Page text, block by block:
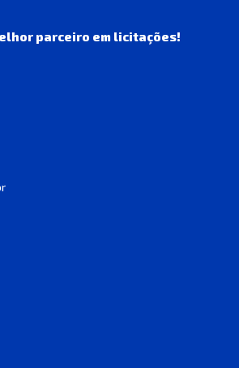
parceiro em licitações!